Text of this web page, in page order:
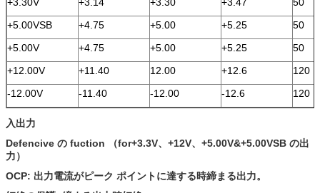
+5.00VSB
+4.75 +5.00 +5.25
50
+5.00V
+4.75 +5.00 +5.25
50
+12.00V
+11.40 12.00 +12.6
120
-12.00V
-11.40 -12.00 -12.6 120
入出力
Defencive の fuction （for+3.3V、+12V、+5.00V&+5.00VSB の出
力）
OCP: 出力電流がピーク ポイントに達する時締まる出力。